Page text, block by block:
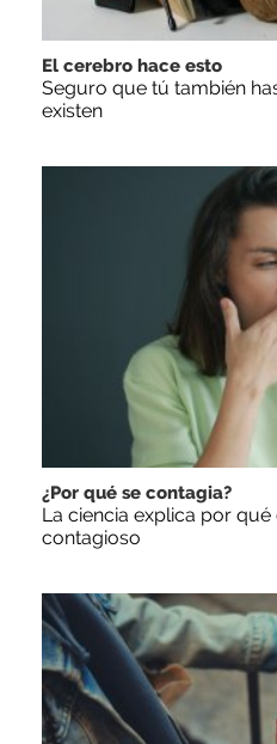
El cerebro hace esto
Seguro que tú también
existen
¿Por qué se contagia?
La ciencia explica por
contagioso